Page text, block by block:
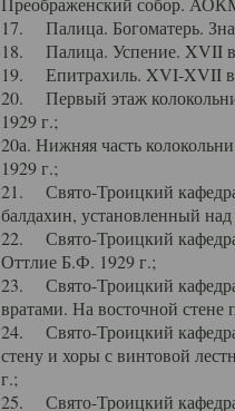
17. Палица. Богоматерь.
18. Палица. Успение. XVII в.
19. Епитрахиль. XVI-XVII
20. Первый этаж колокольни
1929 г.;
20а. Нижняя часть
1929 г.;
21. Свято-Троицкий
балдахин, установленный
22. Свято-Троицкий
Оттлие Б.Ф. 1929 г.;
23. Свято-Троицкий
вратами. На восточной
24. Свято-Троицкий
стену и хоры с винтовой
г.;
25. Свято-Троицкий